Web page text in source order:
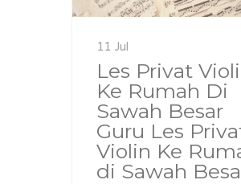
11 Jul
Les Privat
Ke Rumah Di
Sawah Besar
Guru Les
Violin Ke
di Sawah